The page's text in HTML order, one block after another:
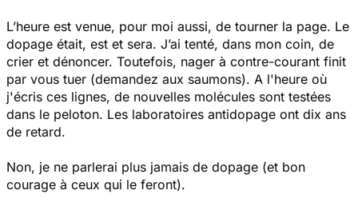
L’heure est venue, pour moi aussi, de tourner la page. Le
dopage était, est et sera. J’ai tenté, dans mon coin, de
crier et dénoncer. Toutefois, nager à contre-courant finit
par vous tuer (demandez aux saumons). A l'heure où
j'écris ces lignes, de nouvelles molécules sont testées
dans le peloton. Les laboratoires antidopage ont dix ans
de retard.
Non, je ne parlerai plus jamais de dopage (et bon
courage à ceux qui le feront).